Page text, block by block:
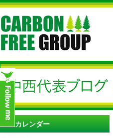
カレンダー